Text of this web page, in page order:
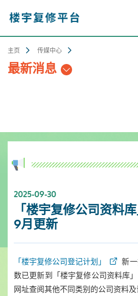
内
主页 传媒中心
最新消息
2025-09-30
「楼宇复修公司资料
9月更新
「楼宇复修公司登记计划」
新
数已更新到「楼宇复修公司资料库
网址查阅其他不同类别的公司资料及